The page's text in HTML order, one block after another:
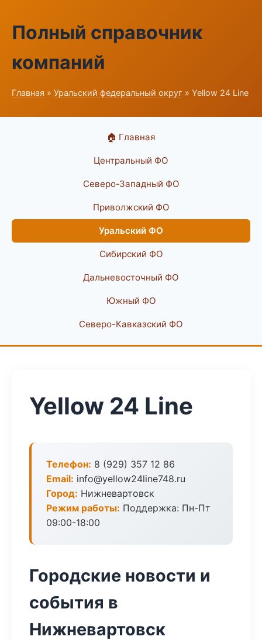
Полный справочник
компаний
Главная » Уральский федеральный округ » Yellow 24 Line
🏠 Главная
Центральный ФО
Северо-Западный ФО
Приволжский ФО
Уральский ФО
Сибирский ФО
Дальневосточный ФО
Южный ФО
Северо-Кавказский ФО
Yellow 24 Line
Телефон: 8 (929) 357 12 86
Email: info@yellow24line748.ru
Город: Нижневартовск
Режим работы: Поддержка: Пн-Пт
09:00-18:00
Городские новости и
события в
Нижневартовск